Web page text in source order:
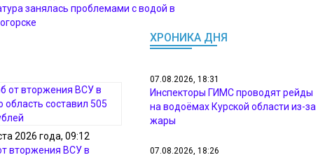
занялась проблемами с водой в
2026 года, 09:12
вторжения ВСУ в
ХРОНИКА ДНЯ
07.08.2026, 18:31
Инспекторы ГИМС проводят рейды
на водоёмах Курской области из-за
жары
07.08.2026, 18:26